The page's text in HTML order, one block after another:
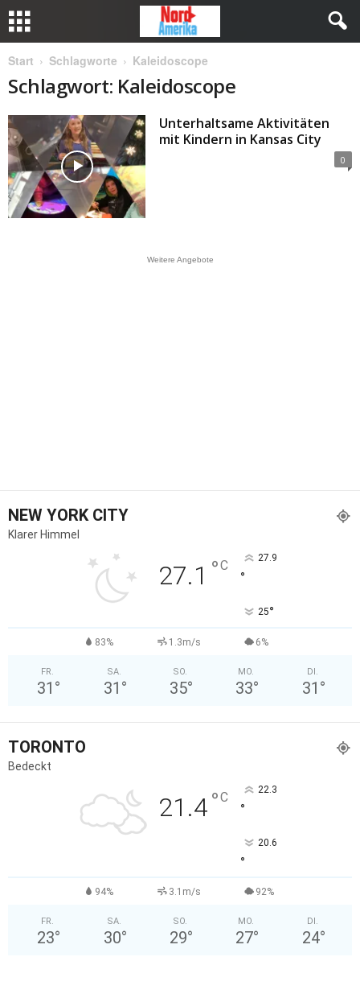
Start Schlagworte Kaleidoscope
Schlagwort: Kaleidoscope
Unterhaltsame Aktivitäten
mit Kindern in Kansas City
0
Weitere Angebote
NEW YORK CITY
Klarer Himmel
27.1 °C 27.9
°
25°
83% 1.3m/s 6%
FR.
31 °
SA.
31 °
SO.
35°
MO.
33°
DI.
31 °
TORONTO
Bedeckt
21.4°C 22.3
°
20.6
°
94% 3.1m/s 92%
FR.
23°
SA.
30°
SO.
29°
MO.
27°
DI.
24°